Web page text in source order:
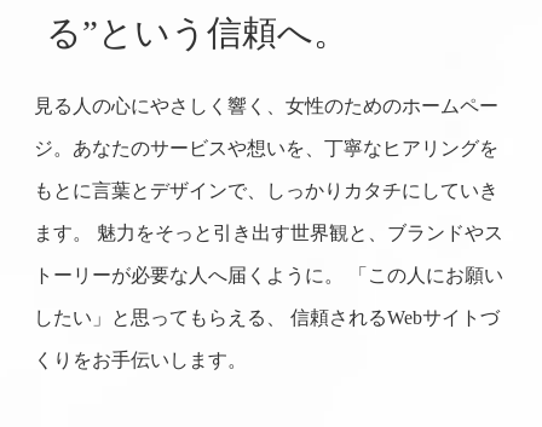
る”という信頼へ。
見る人の心にやさしく響く、女性のためのホームペー
ジ。 あなたのサービスや想いを、丁寧なヒアリングを
もとに言葉とデザインで、しっかりカタチにしていき
ます。 魅力をそっと引き出す世界観と、ブランドやス
トーリーが必要な人へ届くように。 「この人にお願い
したい」と思ってもらえる、 信頼されるWebサイトづ
くりをお手伝いします。